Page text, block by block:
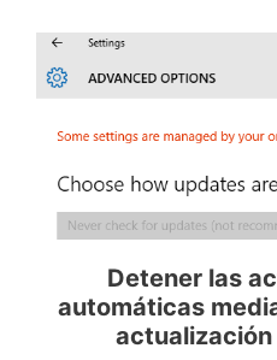
Detener las
automáticas